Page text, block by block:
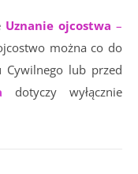
Uznanie ojcostwa –
można co do
Cywilnego lub przed
dotyczy wyłącznie